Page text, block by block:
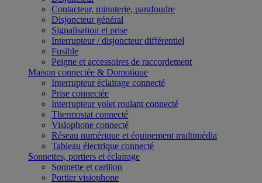
Contacteur, minuterie, parafoudre
Disjoncteur général
Signalisation et prise
Interrupteur / disjoncteur différentiel
Fusible
Peigne et accessoires de raccordement
Maison connectée & Domotique
Interrupteur éclairage connecté
Prise connectée
Interrupteur volet roulant connecté
Thermostat connecté
Visiophone connecté
Réseau numérique et équipement multimédia
Tableau électrique connecté
Sonnettes, portiers et éclairage
Sonnette et carillon
Portier visiophone